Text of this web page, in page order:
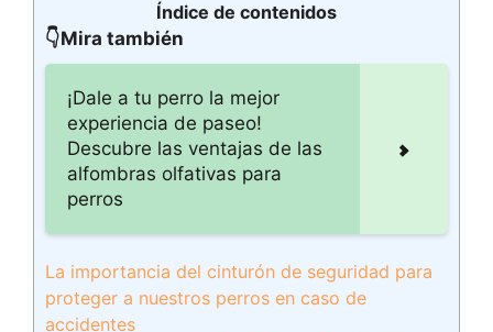
Índice de contenidos
👇Mira también
¡Dale a tu perro la mejor
experiencia de paseo!
Descubre las ventajas de las
alfombras olfativas para
perros
La importancia del cinturón de seguridad para
proteger a nuestros perros en caso de
accidentes